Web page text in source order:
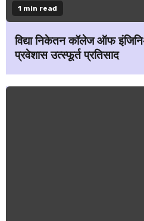
1 min read
विद्या निकेतन कॉलेज ऑफ
प्रवेशास उत्स्फूर्त प्रतिसाद